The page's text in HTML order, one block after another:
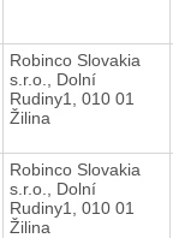
Robinco Slovakia
s.r.o., Dolní
Rudiny1, 010 01
Žilina
Robinco Slovakia
s.r.o., Dolní
Rudiny1, 010 01
Žilina